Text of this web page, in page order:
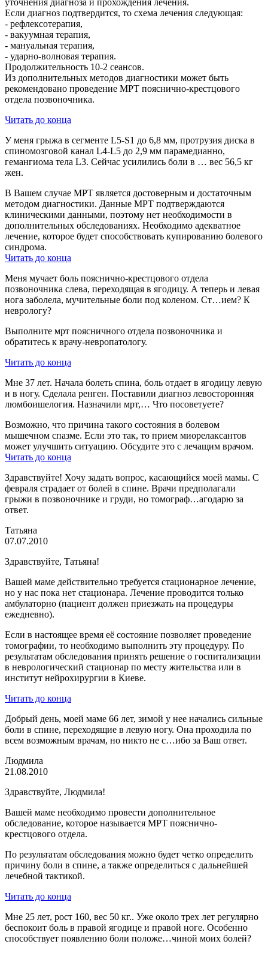
уточнения диагноза и прохождения лечения.
Если диагноз подтвердится, то схема лечения следующая:
- рефлексотерапия,
- вакуумная терапия,
- мануальная терапия,
- ударно-волновая терапия.
Продолжительность 10-2 сеансов.
Из дополнительных методов диагностики может быть
рекомендовано проведение МРТ пояснично-крестцового
отдела позвоночника.
Читать до конца
У меня грыжа в сегменте L5-S1 до 6,8 мм, протрузия диска в
спиномозговой канал L4-L5 до 2,9 мм парамедианно,
гемангиома тела L3. Сейчас усилились боли в … вес 56,5 кг
жен.
В Вашем случае МРТ является достоверным и достаточным
методом диагностики. Данные МРТ подтверждаются
клиническими данными, поэтому нет необходимости в
дополнительных обследованиях. Необходимо адекватное
лечение, которое будет способствовать купированию болевого
синдрома.
Читать до конца
Меня мучает боль пояснично-крестцового отдела
позвоночника слева, переходящая в ягодицу. А теперь и левая
нога заболела, мучительные боли под коленом. Ст…ием? К
неврологу?
Выполните мрт поясничного отдела позвоночника и
обратитесь к врачу-невропатологу.
Читать до конца
Мне 37 лет. Начала болеть спина, боль отдает в ягодицу левую
и в ногу. Сделала ренген. Поставили диагноз левосторонняя
люмбоишелогия. Назначили мрт,… Что посоветуете?
Возможно, что причина такого состояния в болевом
мышечном спазме. Если это так, то прием миорелаксантов
может улучшить ситуацию. Обсудите это с лечащим врачом.
Читать до конца
Здравствуйте! Хочу задать вопрос, касающийся моей мамы. С
февраля страдает от болей в спине. Врачи предполагали
грыжи в позвоночнике и груди, но томограф…агодарю за
ответ.
Татьяна
07.07.2010
Здравствуйте, Татьяна!
Вашей маме действительно требуется стационарное лечение,
но у нас пока нет стационара. Лечение проводится только
амбулаторно (пациент должен приезжать на процедуры
ежедневно).
Если в настоящее время её состояние позволяет проведение
томографии, то необходимо выполнить эту процедуру. По
результатам обследования принять решение о госпитализации
в неврологический стационар по месту жительства или в
институт нейрохирургии в Киеве.
Читать до конца
Добрый день, моей маме 66 лет, зимой у нее начались сильные
боли в спине, переходящие в левую ногу. Она проходила по
всем возможным врачам, но никто не с…ибо за Ваш ответ.
Людмила
21.08.2010
Здравствуйте, Людмила!
Вашей маме необходимо провести дополнительное
обследование, которое называется МРТ пояснично-
крестцового отдела.
По результатам обследования можно будет четко определить
причину боли в спине, а также определиться с дальнейшей
лечебной тактикой.
Читать до конца
Мне 25 лет, рост 160, вес 50 кг.. Уже около трех лет регулярно
беспокоит боль в правой ягодице и правой ноге. Особенно
способствует появлению боли положе…чиной моих болей?